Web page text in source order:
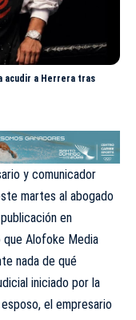
acudir a Herrera tras
y comunicador
martes al abogado
en
que Alofoke Media
nada de qué
iniciado por la
el empresario